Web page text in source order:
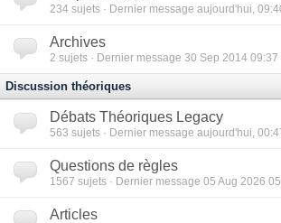
234 sujets · Dernier message aujourd'hui,
Archives
2 sujets · Dernier message 30 Sep 2014 09:37
Discussion théoriques
Débats Théoriques Legacy
563 sujets · Dernier message aujourd'hui,
Questions de règles
1567 sujets · Dernier message 05 Aug 2026
Articles